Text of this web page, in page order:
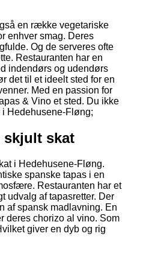
en række vegetariske
enhver smag. Deres
Og de serveres ofte
Restauranten har en
indendørs og udendørs
det til et ideelt sted for en
Med en passion for
& Vino et sted. Du ikke
i Hedehusene-Fløng;
skjult skat
i Hedehusene-Fløng.
spanske tapas i en
Restauranten har et
udvalg af tapasretter. Der
af spansk madlavning. En
deres chorizo al vino. Som
giver en dyb og rig